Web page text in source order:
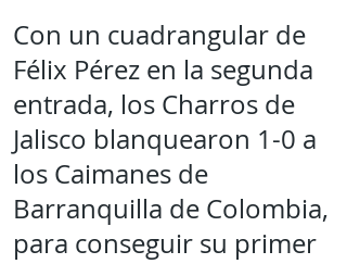
Con un cuadrangular de
Félix Pérez en la segunda
entrada, los Charros de
Jalisco blanquearon 1-0 a
los Caimanes de
Barranquilla de Colombia,
para conseguir su primer